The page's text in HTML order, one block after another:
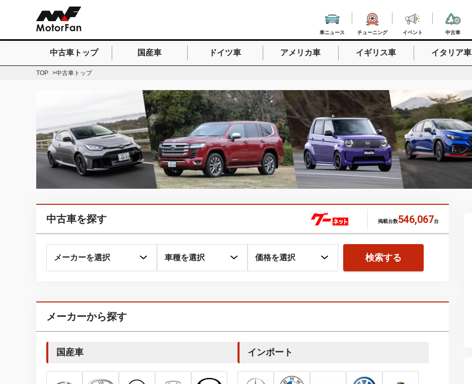
車ニュース チューニング イベント 中古車
検索したいキーワードを入力
中古車トップ 国産車 ドイツ車 アメリカ車 イギリス車 イタリア車
TOP 中古車トップ
中古車を探す 掲載台数546,067台
検索する
メーカーから探す
国産車 インポート